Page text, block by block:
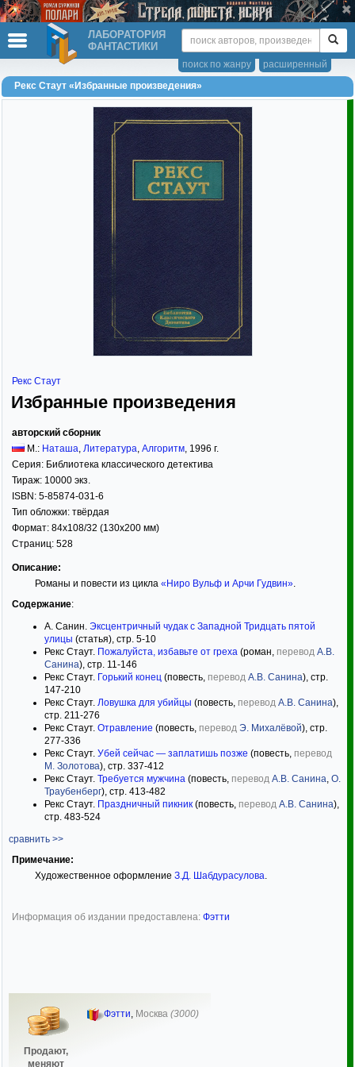
ЛАБОРАТОРИЯ
ФАНТАСТИКИ
расширенный
поиск по жанру
Рекс Стаут «Избранные произведения»
Рекс Стаут
Избранные произведения
авторский сборник
М.: Наташа, Литература, Алгоритм, 1996 г.
Серия: Библиотека классического детектива
Тираж: 10000 экз.
ISBN: 5-85874-031-6
Тип обложки: твёрдая
Формат: 84x108/32 (130x200 мм)
Страниц: 528
Описание:
Романы и повести из цикла «Ниро Вульф и Арчи Гудвин».
Содержание:
А. Санин. Эксцентричный чудак с Западной Тридцать пятой
улицы (статья), стр. 5-10
Рекс Стаут. Пожалуйста, избавьте от греха (роман, перевод А.В.
Санина), стр. 11-146
Рекс Стаут. Горький конец (повесть, перевод А.В. Санина), стр.
147-210
Рекс Стаут. Ловушка для убийцы (повесть, перевод А.В. Санина),
стр. 211-276
Рекс Стаут. Отравление (повесть, перевод Э. Михалёвой), стр.
277-336
Рекс Стаут. Убей сейчас — заплатишь позже (повесть, перевод
М. Золотова), стр. 337-412
Рекс Стаут. Требуется мужчина (повесть, перевод А.В. Санина, О.
Траубенберг), стр. 413-482
Рекс Стаут. Праздничный пикник (повесть, перевод А.В. Санина),
стр. 483-524
сравнить >>
Примечание:
Художественное оформление З.Д. Шабдурасулова.
Информация об издании предоставлена: Фэтти
Продают,
меняют
Фэтти, Москва (3000)